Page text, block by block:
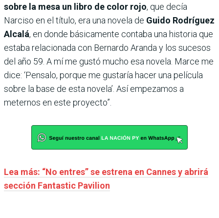
sobre la mesa un libro de color rojo, que decía
Narciso en el título, era una novela de Guido Rodríguez
Alcalá, en donde básicamente contaba una historia que
estaba relacionada con Bernardo Aranda y los sucesos
del año 59. A mí me gustó mucho esa novela. Marce me
dice: ‘Pensalo, porque me gustaría hacer una película
sobre la base de esta novela’. Así empezamos a
meternos en este proyecto”.
Lea más: “No entres” se estrena en Cannes y abrirá
sección Fantastic Pavilion